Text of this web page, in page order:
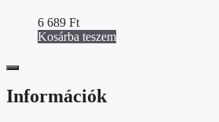
6 689 Ft
Kosárba teszem
Információk